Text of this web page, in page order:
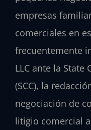
empresas
comerciales en
frecuentemente
LLC ante la
(SCC), la
negociación de
litigio comercial